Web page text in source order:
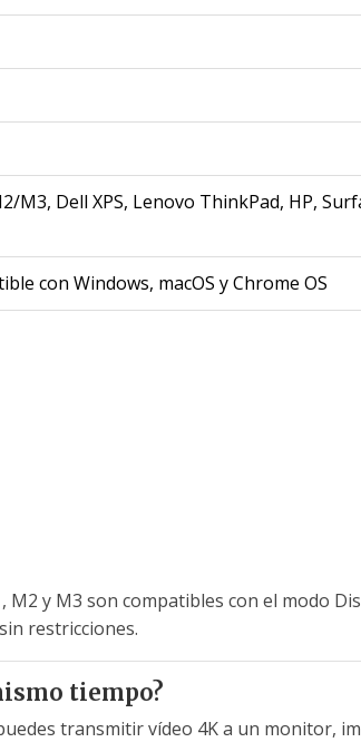
M3, Dell XPS, Lenovo ThinkPad, HP,
con Windows, macOS y Chrome OS
y M3 son compatibles con el modo
restricciones.
tiempo?
transmitir vídeo 4K a un monitor,